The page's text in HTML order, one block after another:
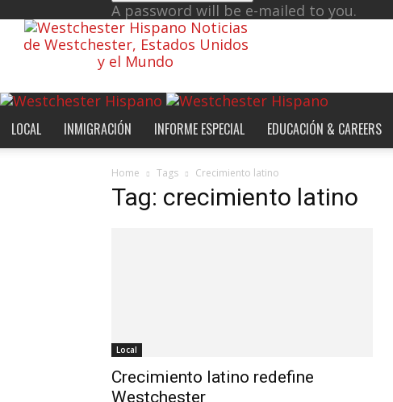
A password will be e-mailed to you.
Noticias
de Westchester, Estados Unidos
y el Mundo
LOCAL INMIGRACIÓN INFORME ESPECIAL EDUCACIÓN & CAREERS
Home Tags Crecimiento latino
Tag: crecimiento latino
Local
Crecimiento latino redefine
Westchester